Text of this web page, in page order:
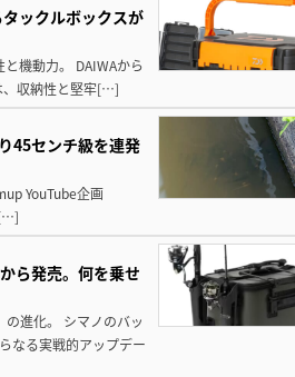
ックルボックスが
機動力。 DAIWAから
、収納性と堅牢[…]
45センチ級を連発
YouTube企画
ら発売。何を乗せ
の進化。 シマノのバッ
なる実戦的アップデー